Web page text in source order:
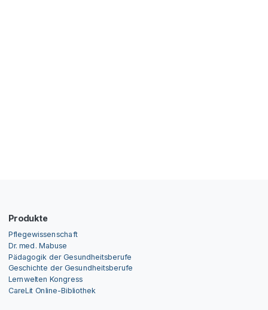
Produkte
Pflegewissenschaft
Dr. med. Mabuse
Pädagogik der Gesundheitsberufe
Geschichte der Gesundheitsberufe
Lernwelten Kongress
CareLit Online-Bibliothek